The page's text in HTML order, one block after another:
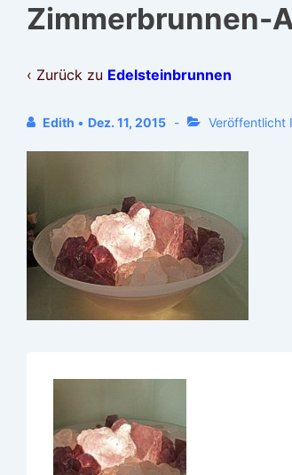
Zimmerbrunnen-
‹ Zurück zu Edelsteinbrunnen
Edith • Dez. 11, 2015 Veröffentlicht